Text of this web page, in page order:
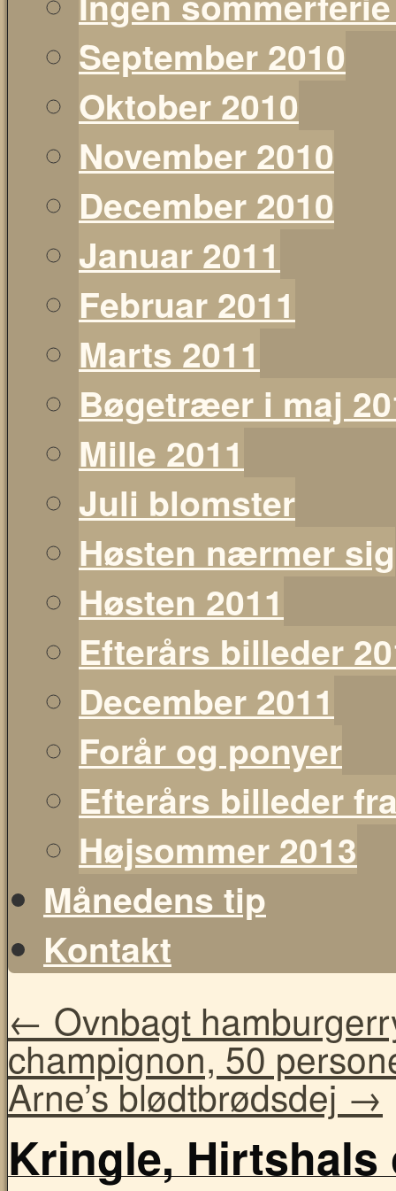
September 2010
Oktober 2010
November 2010
December 2010
Januar 2011
Februar 2011
Marts 2011
Bøgetræer i maj
Mille 2011
Juli blomster
Høsten nærmer sig
Høsten 2011
Efterårs billeder
December 2011
Forår og ponyer
Efterårs billeder
Højsommer 2013
Månedens tip
Kontakt
← Ovnbagt
champignon, 50
Arne’s blødtbrødsdej→
Kringle,